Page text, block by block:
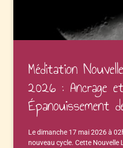
Méditation
2026 : Ancrage et
Épanouissement
Le dimanche 17 mai 2026 à
nouveau cycle. Cette Nouvelle